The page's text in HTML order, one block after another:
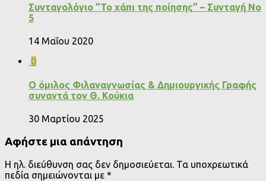
Συνταγολόγιο ”Το χάπι της ποίησης” – Συνταγή Νο
5
14 Μαΐου 2020
0
Ο όμιλος Φιλαναγνωσίας & Δημιουργικής Γραφής
συναντά τον Θ. Κούκια
30 Μαρτίου 2025
Αφήστε μια απάντηση
Η ηλ. διεύθυνση σας δεν δημοσιεύεται. Τα υποχρεωτικά
πεδία σημειώνονται με *